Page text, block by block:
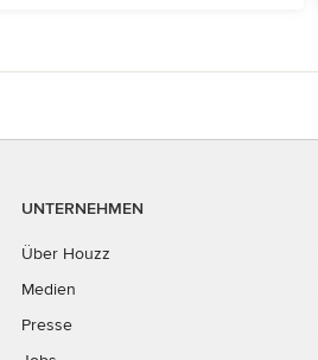
UNTERNEHMEN
Über Houzz
Medien
Presse